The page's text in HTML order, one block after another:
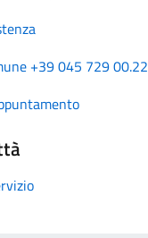
+39 045 729 00.22